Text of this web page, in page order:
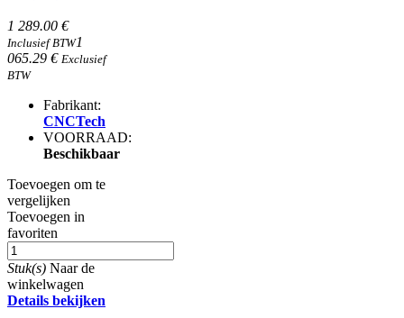
1 289.00 €
Inclusief BTW1
065.29 € Exclusief
BTW
Fabrikant:
CNCTech
VOORRAAD:
Beschikbaar
Toevoegen om te
vergelijken
Toevoegen in
favoriten
Stuk(s) Naar de
winkelwagen
Details bekijken